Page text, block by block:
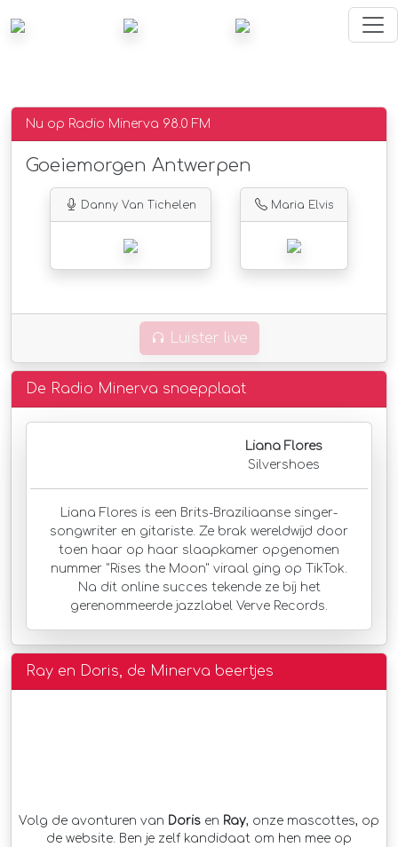
Nu op Radio Minerva 98.0 FM
Goeiemorgen Antwerpen
Danny Van Tichelen Maria Elvis
Luister live
De Radio Minerva snoepplaat
Liana Flores
Silvershoes
Liana Flores is een Brits-Braziliaanse singer-
songwriter en gitariste. Ze brak wereldwijd door
toen haar op haar slaapkamer opgenomen
nummer "Rises the Moon" viraal ging op TikTok.
Na dit online succes tekende ze bij het
gerenommeerde jazzlabel Verve Records.
Ray en Doris, de Minerva beertjes
Volg de avonturen van Doris en Ray, onze mascottes, op
de website. Ben je zelf kandidaat om hen mee op